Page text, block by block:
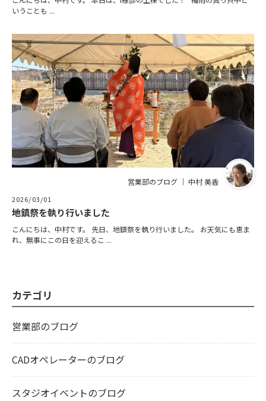
いうことも ...
営業部のブログ ｜ 中村 美香
2026/03/01
地鎮祭を執り行いました
こんにちは、中村です。 先日、地鎮祭を執り行いました。 お天気にも恵ま
れ、無事にこの日を迎えるこ ...
カテゴリ
営業部のブログ
CADオペレーターのブログ
スタジオイベントのブログ